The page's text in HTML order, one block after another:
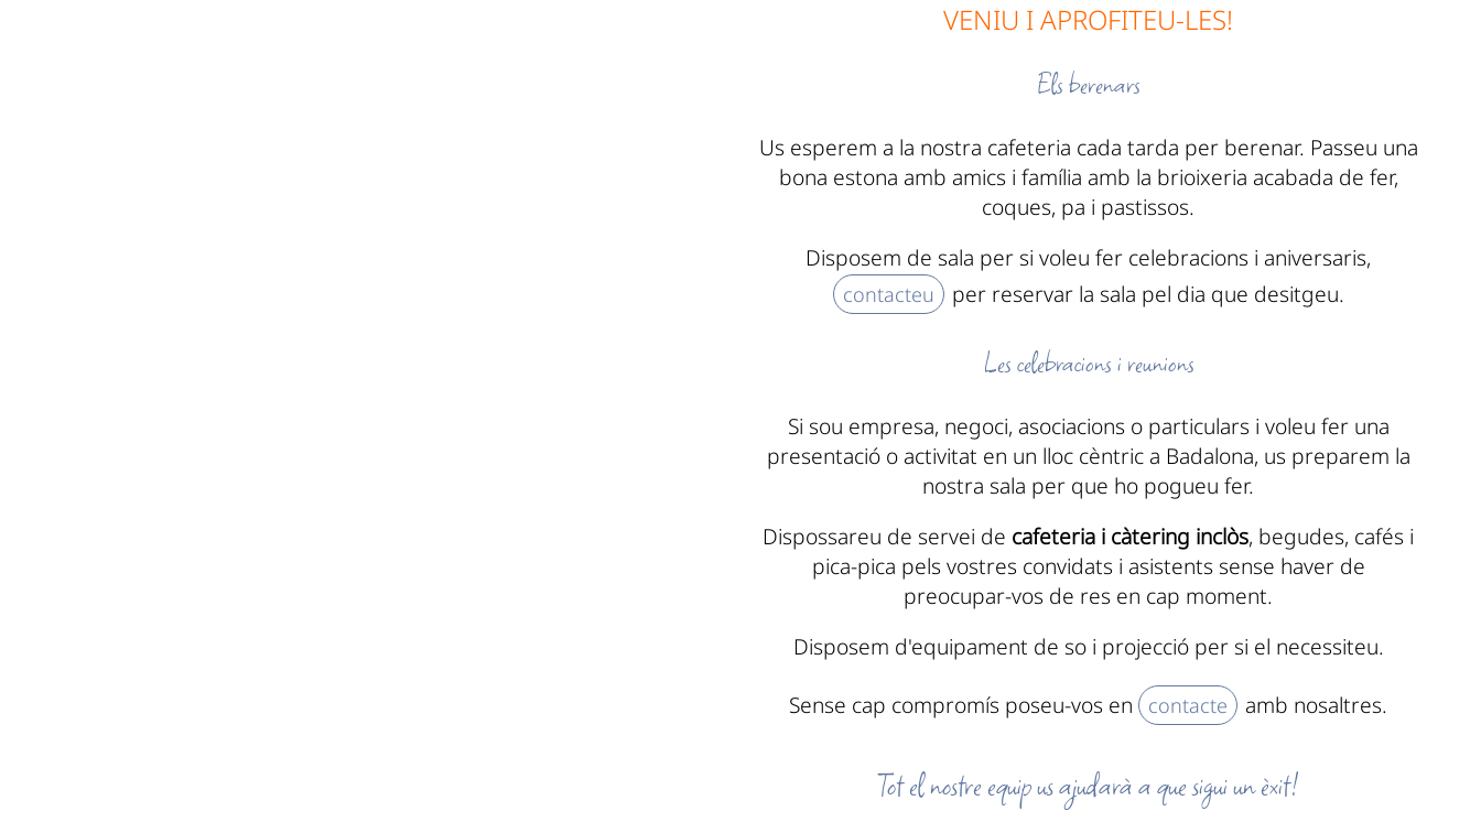
VENIU I APROFITEU-LES!
Els berenars
Us esperem a la nostra cafeteria cada tarda per berenar. Passeu una
bona estona amb amics i família amb la brioixeria acabada de fer,
coques, pa i pastissos.
Disposem de sala per si voleu fer celebracions i aniversaris,
contacteu per reservar la sala pel dia que desitgeu.
Les celebracions i reunions
Si sou empresa, negoci, asociacions o particulars i voleu fer una
presentació o activitat en un lloc cèntric a Badalona, us preparem la
nostra sala per que ho pogueu fer.
Dispossareu de servei de cafeteria i càtering inclòs, begudes, cafés i
pica-pica pels vostres convidats i asistents sense haver de
preocupar-vos de res en cap moment.
Disposem d'equipament de so i projecció per si el necessiteu.
Sense cap compromís poseu-vos en contacte amb nosaltres.
Tot el nostre equip us ajudarà a que sigui un èxit!